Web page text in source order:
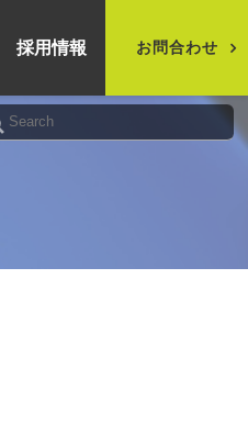
採用情報 お問合わせ